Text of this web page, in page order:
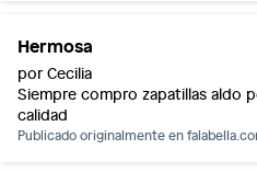
Hermosa
por Cecilia
Siempre compro zapatillas aldo
calidad
Publicado originalmente en